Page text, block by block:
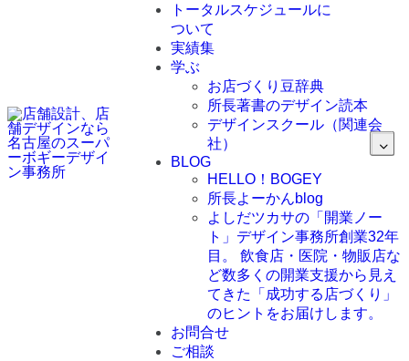
トータルスケジュールに
ついて
実績集
学ぶ
お店づくり豆辞典
所長著書のデザイン読本
デザインスクール（関連会
社）
BLOG
HELLO！BOGEY
所長よーかんblog
よしだツカサの「開業ノー
ト」 デザイン事務所創業32年
目。 飲食店・医院・物販店な
ど数多くの開業支援から見え
てきた「成功する店づくり」
のヒントをお届けします。
お問合せ
ご相談